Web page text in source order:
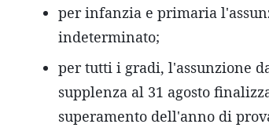
per infanzia e primaria
indeterminato;
per tutti i gradi, l'assunzione
supplenza al 31 agosto
superamento dell'anno di